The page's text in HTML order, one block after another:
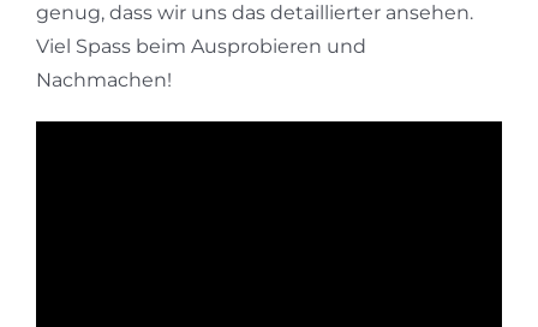
genug, dass wir uns das detaillierter ansehen.
Viel Spass beim Ausprobieren und
Nachmachen!